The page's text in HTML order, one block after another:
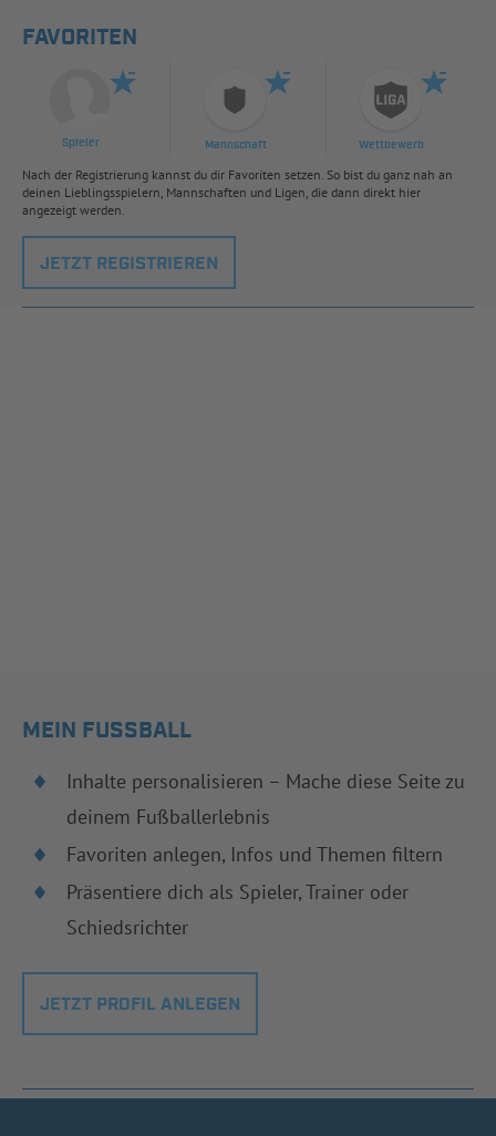
FAVORITEN
Spieler Mannschaft Wettbewerb
Nach der Registrierung kannst du dir Favoriten setzen. So bist du ganz nah an
deinen Lieblingsspielern, Mannschaften und Ligen, die dann direkt hier
angezeigt werden.
JETZT REGISTRIEREN
MEIN FUSSBALL
Inhalte personalisieren – Mache diese Seite zu
deinem Fußballerlebnis
Favoriten anlegen, Infos und Themen filtern
Präsentiere dich als Spieler, Trainer oder
Schiedsrichter
JETZT PROFIL ANLEGEN